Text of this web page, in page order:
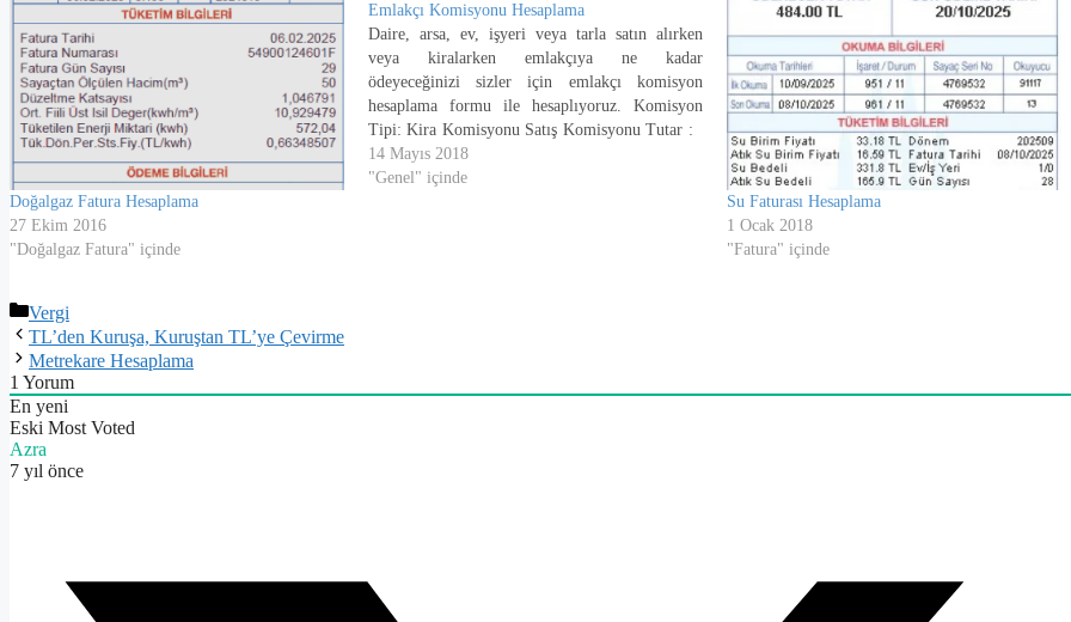
Doğalgaz Fatura Hesaplama
27 Ekim 2016
"Doğalgaz Fatura" içinde
Emlakçı Komisyonu Hesaplama
Daire, arsa, ev, işyeri veya tarla satın alırken
veya kiralarken emlakçıya ne kadar
ödeyeceğinizi sizler için emlakçı komisyon
hesaplama formu ile hesaplıyoruz. Komisyon
Tipi: Kira Komisyonu Satış Komisyonu Tutar :
Hepimiz hayatımızda en az birkaç kere ev satın
alırken, daire yada işyeri kiralarken, arsa
14 Mayıs 2018
"Genel" içinde
Su Faturası Hesaplama
1 Ocak 2018
"Fatura" içinde
Kategoriler
Vergi
TL’den Kuruşa, Kuruştan TL’ye Çevirme
Metrekare Hesaplama
1 Yorum
En yeni
Eski Most Voted
Azra
7 yıl önce